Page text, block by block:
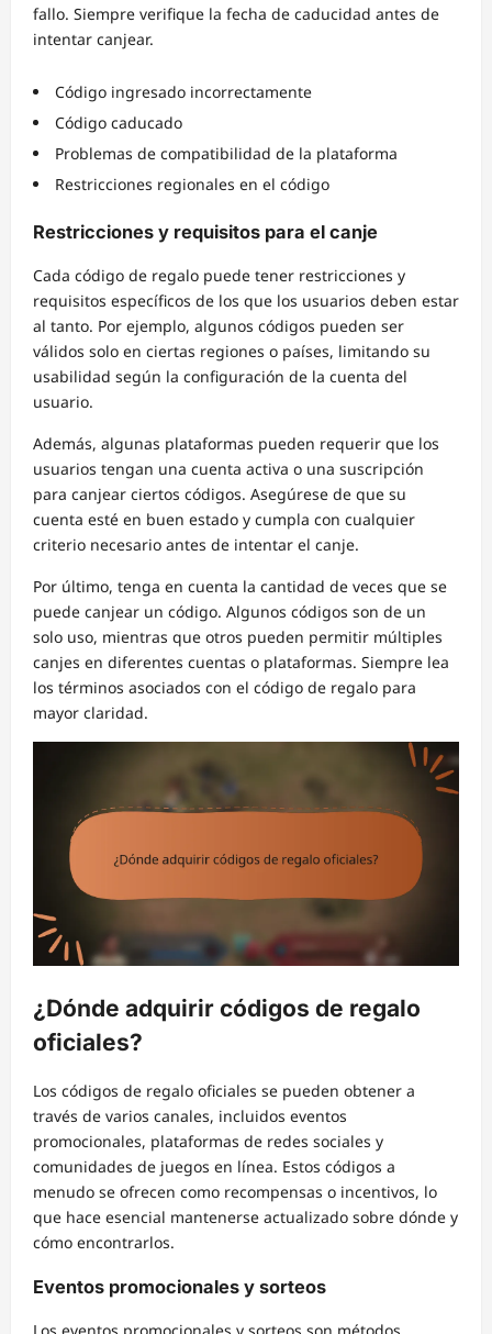
fallo. Siempre verifique la fecha de caducidad antes de
intentar canjear.
Código ingresado incorrectamente
Código caducado
Problemas de compatibilidad de la plataforma
Restricciones regionales en el código
Restricciones y requisitos para el canje
Cada código de regalo puede tener restricciones y
requisitos específicos de los que los usuarios deben estar
al tanto. Por ejemplo, algunos códigos pueden ser
válidos solo en ciertas regiones o países, limitando su
usabilidad según la configuración de la cuenta del
usuario.
Además, algunas plataformas pueden requerir que los
usuarios tengan una cuenta activa o una suscripción
para canjear ciertos códigos. Asegúrese de que su
cuenta esté en buen estado y cumpla con cualquier
criterio necesario antes de intentar el canje.
Por último, tenga en cuenta la cantidad de veces que se
puede canjear un código. Algunos códigos son de un
solo uso, mientras que otros pueden permitir múltiples
canjes en diferentes cuentas o plataformas. Siempre lea
los términos asociados con el código de regalo para
mayor claridad.
¿Dónde adquirir códigos de regalo
oficiales?
Los códigos de regalo oficiales se pueden obtener a
través de varios canales, incluidos eventos
promocionales, plataformas de redes sociales y
comunidades de juegos en línea. Estos códigos a
menudo se ofrecen como recompensas o incentivos, lo
que hace esencial mantenerse actualizado sobre dónde y
cómo encontrarlos.
Eventos promocionales y sorteos